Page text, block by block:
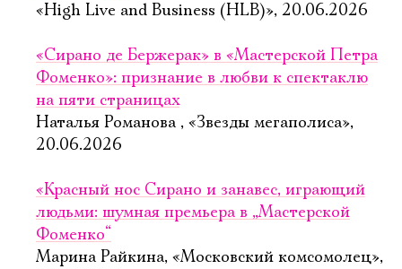
«High Live and Business (HLB)», 20.06.2026
«Сирано де Бержерак» в «Мастерской Петра
Фоменко»: признание в любви к спектаклю
на пяти страницах
Наталья Романова , «Звезды мегаполиса»,
20.06.2026
«Красный нос Сирано и занавес, играющий
людьми: шумная премьера в „Мастерской
Фоменко“
Марина Райкина, «Московский комсомолец»,